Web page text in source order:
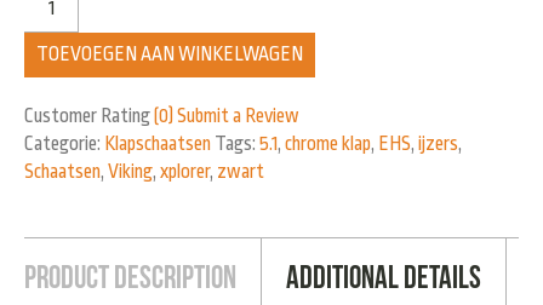
TOEVOEGEN AAN WINKELWAGEN
Customer Rating(0) Submit a Review
Categorie: Klapschaatsen Tags: 5.1, chrome klap, EHS, ijzers,
Schaatsen, Viking, xplorer, zwart
Product Description Additional Details